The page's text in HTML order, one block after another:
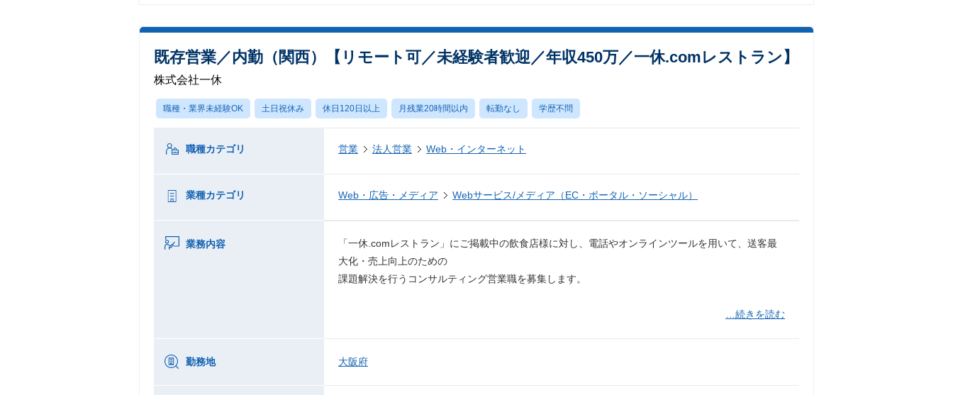
既存営業／内勤（関西）【リモート可／未経験者歓迎／年収450万／一休.comレストラン】
株式会社一休
職種・業界未経験OK 土日祝休み 休日120日以上 月残業20時間以内 転勤なし 学歴不問
職種カテゴリ 営業 法人営業 Web・インターネット
業種カテゴリ Web・広告・メディア Webサービス/メディア（EC・ポータル・ソーシャル）
業務内容
「一休.comレストラン」にご掲載中の飲食店様に対し、電話やオンラインツールを用いて、送客最
大化・売上向上のための
課題解決を行うコンサルティング営業職を募集します。
…続きを読む
勤務地 大阪府